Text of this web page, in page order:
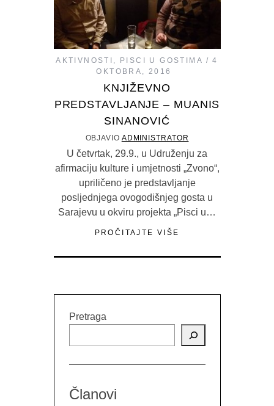
AKTIVNOSTI , PISCI U GOSTIMA
4
OKTOBRA, 2016
KNJIŽEVNO
PREDSTAVLJANJE – MUANIS
SINANOVIĆ
OBJAVIO ADMINISTRATOR
U četvrtak, 29.9., u Udruženju za
afirmaciju kulture i umjetnosti „Zvono“,
upriličeno je predstavljanje
posljednjega ovogodišnjeg gosta u
Sarajevu u okviru projekta „Pisci u…
PROČITAJTE VIŠE
Pretraga
Članovi